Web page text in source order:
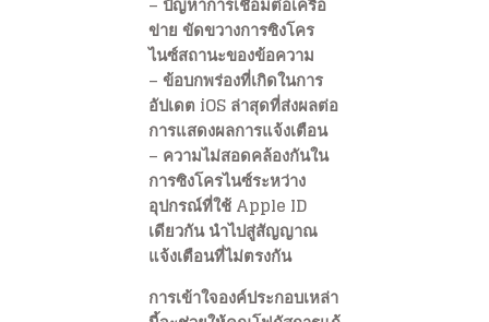
ข่าย ขัดขวางการซิงโคร
ไนซ์สถานะของข้อความ
– ข้อบกพร่องที่เกิดในการ
อัปเดต iOS ล่าสุดที่ส่งผลต่อ
การแสดงผลการแจ้งเตือน
– ความไม่สอดคล้องกันใน
การซิงโครไนซ์ระหว่าง
อุปกรณ์ที่ใช้ Apple ID
เดียวกัน นำไปสู่สัญญาณ
แจ้งเตือนที่ไม่ตรงกัน
การเข้าใจองค์ประกอบเหล่า